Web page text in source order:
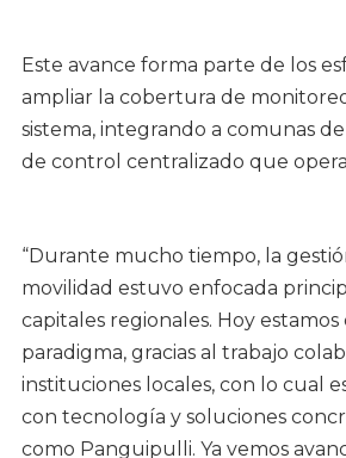
Este avance forma parte de los
ampliar la cobertura de
sistema, integrando a comunas
de control centralizado que opera
“Durante mucho tiempo, la
movilidad estuvo enfocada
capitales regionales. Hoy estamos
paradigma, gracias al trabajo
instituciones locales, con lo cual
con tecnología y soluciones
como Panguipulli. Ya vemos